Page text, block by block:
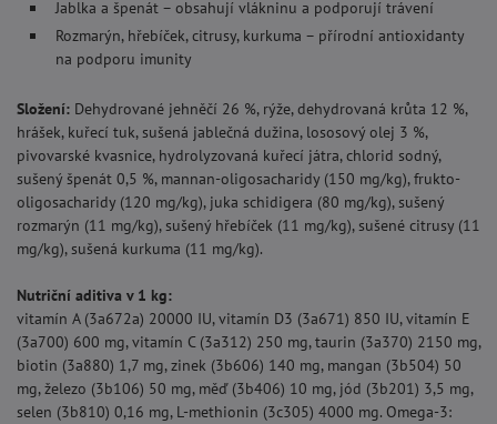
Jablka a špenát – obsahují vlákninu a podporují trávení
Rozmarýn, hřebíček, citrusy, kurkuma – přírodní antioxidanty
na podporu imunity
Složení: Dehydrované jehněčí 26 %, rýže, dehydrovaná krůta 12 %,
hrášek, kuřecí tuk, sušená jablečná dužina, lososový olej 3 %,
pivovarské kvasnice, hydrolyzovaná kuřecí játra, chlorid sodný,
sušený špenát 0,5 %, mannan-oligosacharidy (150 mg/kg), frukto-
oligosacharidy (120 mg/kg), juka schidigera (80 mg/kg), sušený
rozmarýn (11 mg/kg), sušený hřebíček (11 mg/kg), sušené citrusy (11
mg/kg), sušená kurkuma (11 mg/kg).
Nutriční aditiva v 1 kg:
vitamín A (3a672a) 20000 IU, vitamín D3 (3a671) 850 IU, vitamín E
(3a700) 600 mg, vitamín C (3a312) 250 mg, taurin (3a370) 2150 mg,
biotin (3a880) 1,7 mg, zinek (3b606) 140 mg, mangan (3b504) 50
mg, železo (3b106) 50 mg, měď (3b406) 10 mg, jód (3b201) 3,5 mg,
selen (3b810) 0,16 mg, L-methionin (3c305) 4000 mg. Omega-3: